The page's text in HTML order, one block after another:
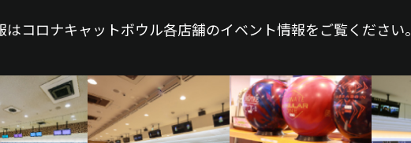
コロナキャットボウル各店舗のイベント情報をご覧ください。